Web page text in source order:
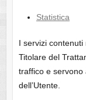
Statistica
I servizi
Titolare del
traffico e
dell’Utente.